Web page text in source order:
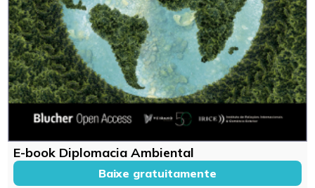
E-book Diplomacia Ambiental
Baixe gratuitamente